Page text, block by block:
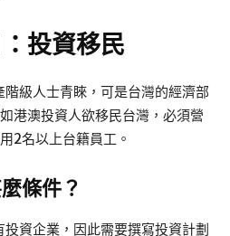
投資移民
級人士青睞，可是台灣的經濟部
港澳投資人欲移民台灣，必須營
2名以上台籍員工。
條件？
資企業，因此需要撰寫投資計劃